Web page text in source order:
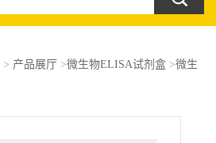
> 产品展厅>微生物ELISA试剂盒>微生